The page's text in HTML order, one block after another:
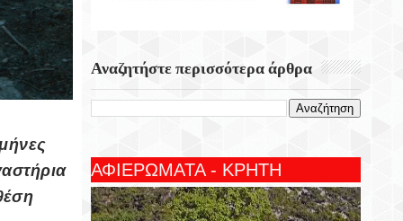
Αναζητήστε περισσότερα άρθρα
ΑΦΙΕΡΩΜΑΤΑ - ΚΡΗΤΗ